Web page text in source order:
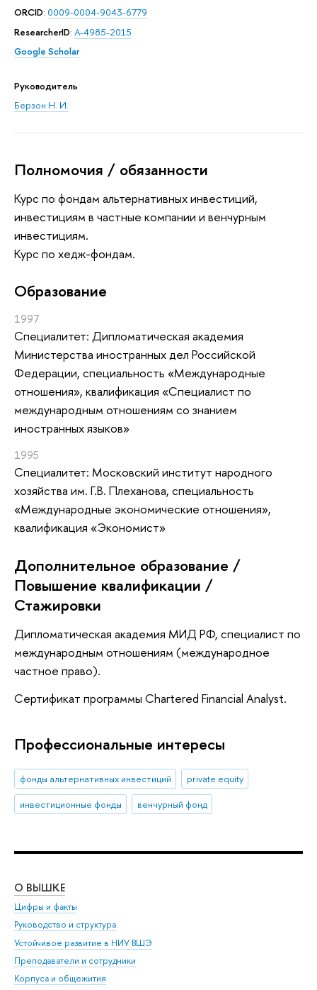
ORCID: 0009-0004-9043-6779
ResearcherID: A-4985-2015
Google Scholar
Руководитель
Берзон Н. И.
Полномочия / обязанности
Курс по фондам альтернативных инвестиций,
инвестициям в частные компании и венчурным
инвестициям.
Курс по хедж-фондам.
Oбразование
1997
Специалитет: Дипломатическая академия
Министерства иностранных дел Российской
Федерации, специальность «Международные
отношения», квалификация «Специалист по
международным отношениям со знанием
иностранных языков»
1995
Специалитет: Московский институт народного
хозяйства им. Г.В. Плеханова, специальность
«Международные экономические отношения»,
квалификация «Экономист»
Дополнительное образование /
Повышение квалификации /
Стажировки
Дипломатическая академия МИД РФ, специалист по
международным отношениям (международное
частное право).
Сертификат программы Chartered Financial Analyst.
Профессиональные интересы
фонды альтернативных инвестиций
private equity
инвестиционные фонды
венчурный фонд
О ВЫШКЕ
Цифры и факты
Руководство и структура
Устойчивое развитие в НИУ ВШЭ
Преподаватели и сотрудники
Корпуса и общежития